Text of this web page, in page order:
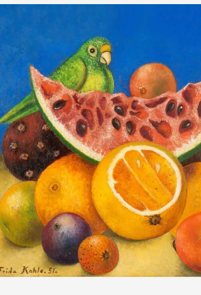
پرفروش‌ترین تابلوها